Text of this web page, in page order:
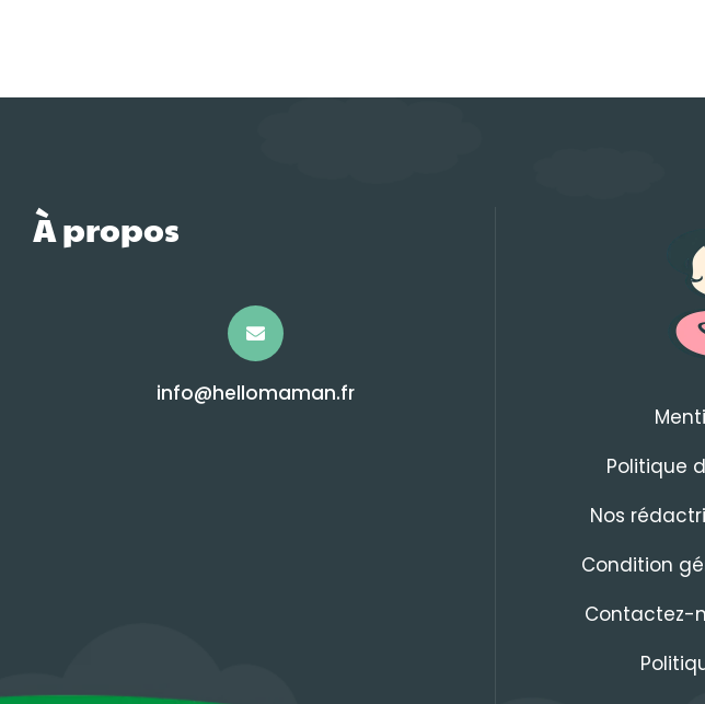
À propos
info@hellomaman.fr
Politique
Nos
Condition
Contactez-